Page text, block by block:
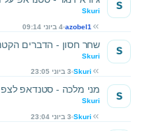
Skuri
azobel1 4 ביוני 09:14
S
שחר חסון - הדברים
Skuri
Skuri 3 ביוני 23:05
S
מני מלכה - סטנדאפ
Skuri
Skuri 3 ביוני 23:04
S